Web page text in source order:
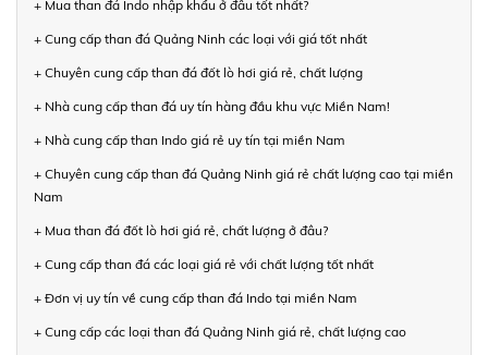
+ Mua than đá Indo nhập khẩu ở đâu tốt nhất?
+ Cung cấp than đá Quảng Ninh các loại với giá tốt nhất
+ Chuyên cung cấp than đá đốt lò hơi giá rẻ, chất lượng
+ Nhà cung cấp than đá uy tín hàng đầu khu vực Miền Nam!
+ Nhà cung cấp than Indo giá rẻ uy tín tại miền Nam
+ Chuyên cung cấp than đá Quảng Ninh giá rẻ chất lượng cao tại miền
Nam
+ Mua than đá đốt lò hơi giá rẻ, chất lượng ở đâu?
+ Cung cấp than đá các loại giá rẻ với chất lượng tốt nhất
+ Đơn vị uy tín về cung cấp than đá Indo tại miền Nam
+ Cung cấp các loại than đá Quảng Ninh giá rẻ, chất lượng cao